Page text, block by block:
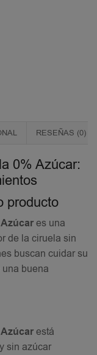
RESEÑAS (0)
0% Azúcar:
producto
es una
de la ciruela sin
buscan cuidar su
buena
está
sin azúcar